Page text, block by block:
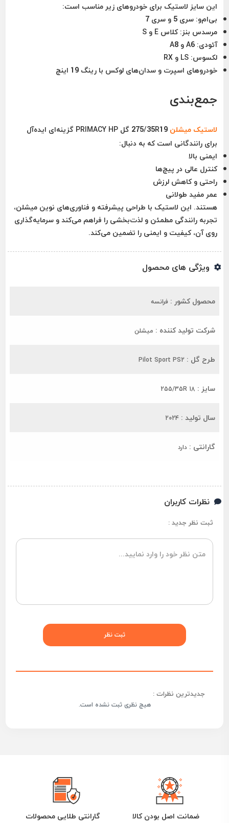
این سایز لاستیک برای خودروهای زیر مناسب است:
بی‌ام‌و: سری 5 و سری 7
مرسدس بنز:کلاس E و S
آئودی: A6 و A8
لکسوس: LS و RX
خودروهای اسپرت و سدان‌های لوکس با رینگ 19 اینچ
جمع‌بندی
لاستیک میشلن
275/35R19 گل PRIMACY HP گزینه‌ای ایده‌آل
برای رانندگانی است که به دنبال:
ایمنی بالا
کنترل عالی در پیچ‌ها
راحتی و کاهش لرزش
عمر مفید طولانی
هستند. این لاستیک با طراحی پیشرفته و فناوری‌های نوین میشلن،
تجربه رانندگی مطمئن و لذت‌بخشی را فراهم می‌کند و سرمایه‌گذاری
روی آن، کیفیت و ایمنی را تضمین می‌کند.
ویژگی های محصول
محصول کشور : فرانسه
شرکت تولید کننده : میشلن
طرح گل : Pilot Sport PS2
سایز : 255/35R 18
سال تولید : 2024
گارانتی : دارد
نظرات کاربران
ثبت نظر جدید :
جدیدترین نظرات :
هیچ نظری ثبت نشده است.
ضمانت اصل بودن کالا گارانتی طلایی محصولات